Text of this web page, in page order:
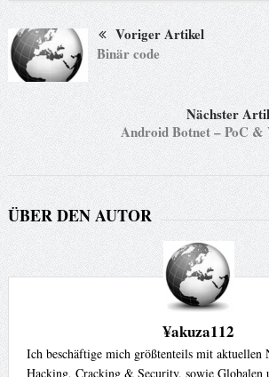
Voriger Artikel
Binär code
Nächster
Android Botnet – PoC &
ÜBER DEN AUTOR
¥akuza112
Ich beschäftige mich größtenteils mit aktuellen
Hacking, Cracking & Security, sowie Globalen